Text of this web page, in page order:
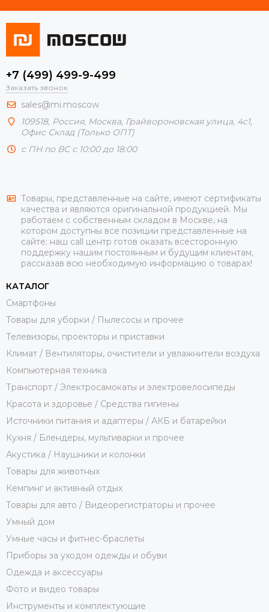
+7 (499) 499-9-499
Заказать звонок
sales@mi.moscow
109518, Россия, Москва, Грайвороновская улица, 4с1,
Офис Склад (Только ОПТ)
с ПН по ВС с 10:00 до 18:00
Товары, представленные на сайте, имеют сертификаты
качества и являются оригинальной продукцией. Мы
работаем с собственным складом в Москве, на
котором доступны все позиции представленные на
сайте; наш call центр готов оказать всесторонную
поддержку нашим постоянным и будущим клиентам,
рассказав всю необходимую информацию о товарах!
КАТАЛОГ
Смартфоны
Товары для уборки / Пылесосы и прочее
Телевизоры, проекторы и приставки
Климат / Вентиляторы, очистители и увлажнители воздуха
Компьютерная техника
Транспорт / Электросамокаты и электровелосипеды
Красота и здоровье / Средства гигиены
Источники питания и адаптеры / АКБ и батарейки
Кухня / Блендеры, мультиварки и прочее
Акустика / Наушники и колонки
Товары для животных
Кемпинг и активный отдых
Товары для авто / Видеорегистраторы и прочее
Умный дом
Умные часы и фитнес-браслеты
Приборы за уходом одежды и обуви
Одежда и аксессуары
Фото и видео товары
Инструменты и комплектующие